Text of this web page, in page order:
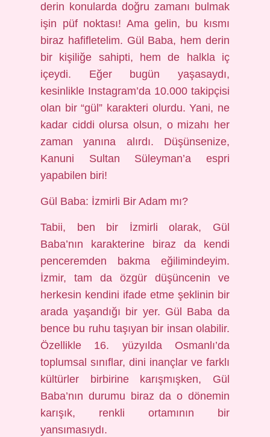
derin konularda doğru zamanı bulmak
işin püf noktası! Ama gelin, bu kısmı
biraz hafifletelim. Gül Baba, hem derin
bir kişiliğe sahipti, hem de halkla iç
içeydi. Eğer bugün yaşasaydı,
kesinlikle Instagram’da 10.000 takipçisi
olan bir “gül” karakteri olurdu. Yani, ne
kadar ciddi olursa olsun, o mizahı her
zaman yanına alırdı. Düşünsenize,
Kanuni Sultan Süleyman’a espri
yapabilen biri!
Gül Baba: İzmirli Bir Adam mı?
Tabii, ben bir İzmirli olarak, Gül
Baba’nın karakterine biraz da kendi
penceremden bakma eğilimindeyim.
İzmir, tam da özgür düşüncenin ve
herkesin kendini ifade etme şeklinin bir
arada yaşandığı bir yer. Gül Baba da
bence bu ruhu taşıyan bir insan olabilir.
Özellikle 16. yüzyılda Osmanlı’da
toplumsal sınıflar, dini inançlar ve farklı
kültürler birbirine karışmışken, Gül
Baba’nın durumu biraz da o dönemin
karışık, renkli ortamının bir
yansımasıydı.